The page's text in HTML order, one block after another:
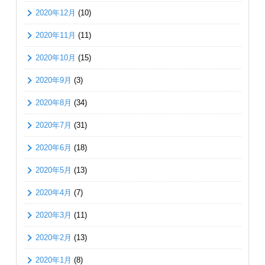
2020年12月 (10)
2020年11月 (11)
2020年10月 (15)
2020年9月 (3)
2020年8月 (34)
2020年7月 (31)
2020年6月 (18)
2020年5月 (13)
2020年4月 (7)
2020年3月 (11)
2020年2月 (13)
2020年1月 (8)